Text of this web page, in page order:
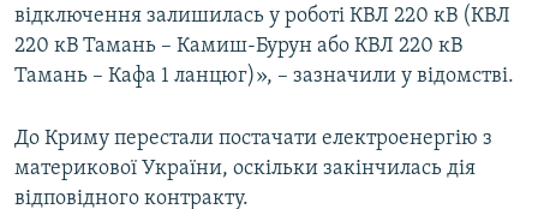
відключення залишилась у роботі КВЛ 220 кВ (КВЛ
220 кВ Тамань – Камиш-Бурун або КВЛ 220 кВ
Тамань – Кафа 1 ланцюг)», – зазначили у відомстві.
До Криму перестали постачати електроенергію з
материкової України, оскільки закінчилась дія
відповідного контракту.